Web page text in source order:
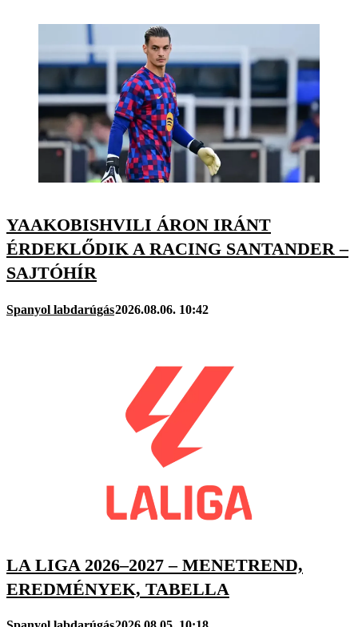
YAAKOBISHVILI ÁRON IRÁNT
ÉRDEKLŐDIK A RACING SANTANDER –
SAJTÓHÍR
Spanyol labdarúgás2026.08.06. 10:42
LA LIGA 2026–2027 – MENETREND,
EREDMÉNYEK, TABELLA